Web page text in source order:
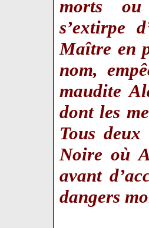
morts ou
s’extirpe
Maître en
nom,
maudite
dont les
Tous
Noire où
avant
dangers